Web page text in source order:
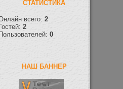
СТАТИСТИКА
всего: 2
Гостей: 2
Пользователей: 0
НАШ БАННЕР